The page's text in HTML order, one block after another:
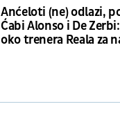
Anćeloti (ne) odlazi,
Ćabi Alonso i De
oko trenera Reala za